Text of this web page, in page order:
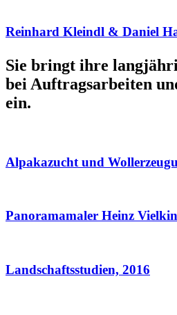
Reinhard Kleindl & Daniel
Sie bringt ihre
bei Auftragsarbeiten
ein.
Alpakazucht und
Panoramamaler Heinz
Landschaftsstudien, 2016